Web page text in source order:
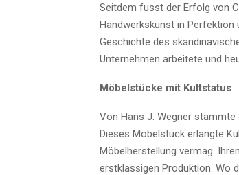
Seitdem fusst der Erfolg von
Handwerkskunst in Perfektion
Geschichte des
Unternehmen arbeitete und
Möbelstücke mit Kultstatus
Von Hans J. Wegner
Dieses Möbelstück erlangte
Möbelherstellung vermag.
erstklassigen Produktion. Wo